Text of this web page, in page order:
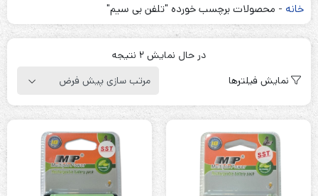
خانه - محصولات برچسب خورده "تلفن بی سیم"
در حال نمایش 2 نتیجه
نمایش فیلترها